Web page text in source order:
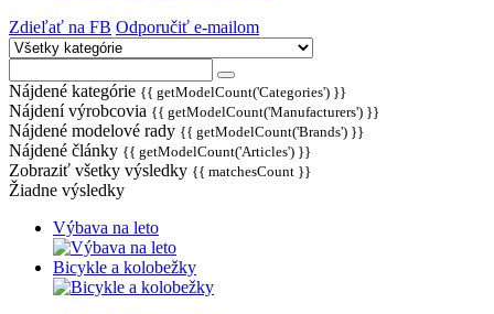
Zdieľať na FB Odporučiť e-mailom
Nájdené kategórie {{ getModelCount('Categories') }}
Nájdení výrobcovia {{ getModelCount('Manufacturers') }}
Nájdené modelové rady {{ getModelCount('Brands') }}
Nájdené články {{ getModelCount('Articles') }}
Zobraziť všetky výsledky {{ matchesCount }}
Žiadne výsledky
Výbava na leto
Bicykle a kolobežky